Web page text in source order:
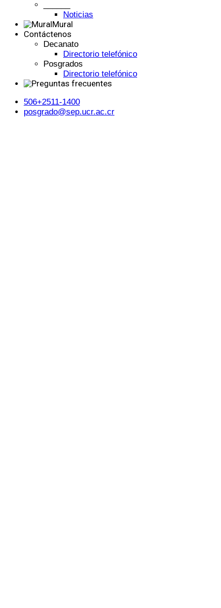
Noticias
Mural
Contáctenos
Decanato
Directorio telefónico
Posgrados
Directorio telefónico
506+2511-1400
posgrado@sep.ucr.ac.cr